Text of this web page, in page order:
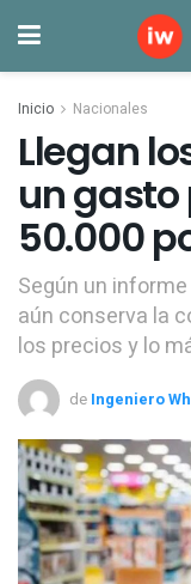
Inicio Nacionales
Llegan
un
50.000
Según un
aún conserva la
los precios y lo
de Ingeniero